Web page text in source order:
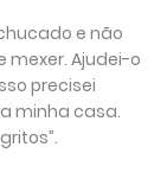
e não
Ajudei-o
precisei
minha casa.